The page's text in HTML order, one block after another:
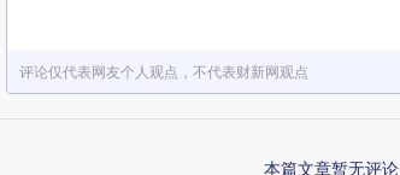
评论仅代表网友个人观点，不代表财新网观点
本篇文章暂无评论